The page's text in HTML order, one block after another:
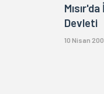
Devleti
10 Nisan